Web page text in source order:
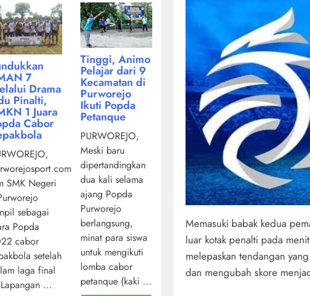
Memasuki babak kedua
luar kotak penalti pada
melepaskan tendangan
dan mengubah skore
7
Drama
Pinalti,
1 Juara
Cabor
SMK Negeri
sebagai
Popda
cabor
setelah
laga final
...
Tinggi, Animo
Pelajar dari 9
Kecamatan di
Purworejo
Ikuti Popda
Petanque
PURWOREJO,
Meski baru
dipertandingkan
dua kali selama
ajang Popda
Purworejo
berlangsung,
minat para siswa
untuk mengikuti
lomba cabor
petanque (kaki ...